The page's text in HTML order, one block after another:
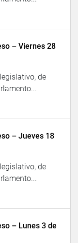
– Viernes 28
de
– Jueves 18
de
– Lunes 3 de